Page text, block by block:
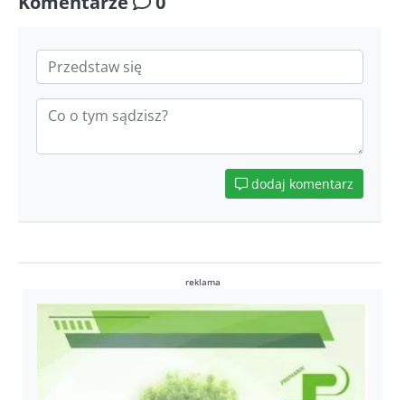
dodaj komentarz
reklama